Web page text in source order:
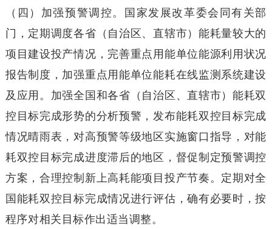
（四）加强预警调控。国家发展改革委会同有关部
门，定期调度各省（自治区、直辖市）能耗量较大的
项目建设投产情况，完善重点用能单位能源利用状况
报告制度，加强重点用能单位能耗在线监测系统建设
及应用。加强全国和各省（自治区、直辖市）能耗双
控目标完成形势的分析预警，发布能耗双控目标完成
情况晴雨表，对高预警等级地区实施窗口指导，对能
耗双控目标完成进度滞后的地区，督促制定预警调控
方案，合理控制新上高耗能项目投产节奏。定期对全
国能耗双控目标完成情况进行评估，确有必要时，按
程序对相关目标作出适当调整。